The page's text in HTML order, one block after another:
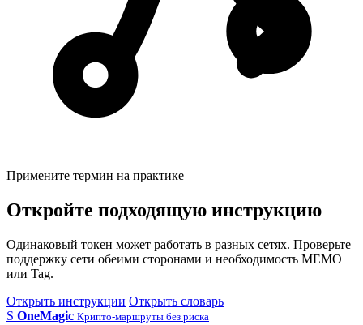
Примените термин на практике
Откройте подходящую инструкцию
Одинаковый токен может работать в разных сетях. Проверьте
поддержку сети обеими сторонами и необходимость MEMO
или Tag.
Открыть инструкции Открыть словарь
S OneMagic Крипто-маршруты без риска